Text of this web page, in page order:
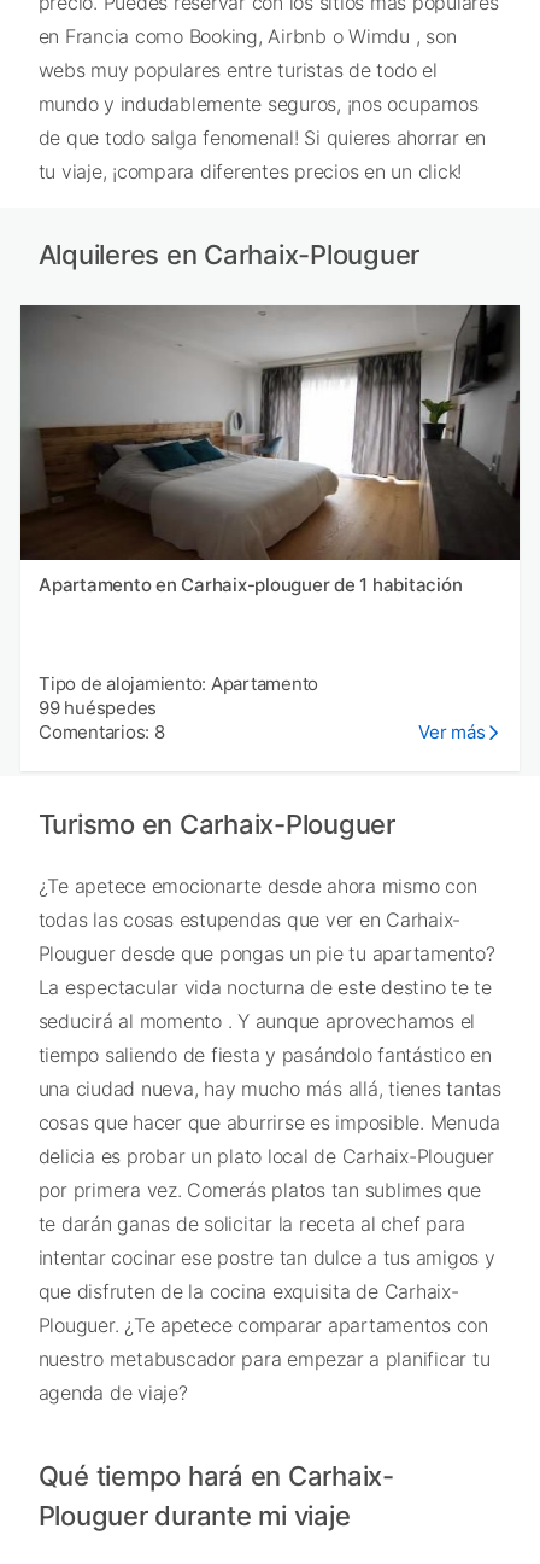
en Francia como Booking, Airbnb o Wimdu , son
webs muy populares entre turistas de todo el
mundo y indudablemente seguros, ¡nos ocupamos
de que todo salga fenomenal! Si quieres ahorrar en
tu viaje, ¡compara diferentes precios en un click!
Alquileres en Carhaix-Plouguer
Apartamento en Carhaix-plouguer de 1 habitación
Tipo de alojamiento: Apartamento
99 huéspedes
Comentarios: 8
Ver más
Turismo en Carhaix-Plouguer
¿Te apetece emocionarte desde ahora mismo con
todas las cosas estupendas que ver en Carhaix-
Plouguer desde que pongas un pie tu apartamento?
La espectacular vida nocturna de este destino te te
seducirá al momento . Y aunque aprovechamos el
tiempo saliendo de fiesta y pasándolo fantástico en
una ciudad nueva, hay mucho más allá, tienes tantas
cosas que hacer que aburrirse es imposible. Menuda
delicia es probar un plato local de Carhaix-Plouguer
por primera vez. Comerás platos tan sublimes que
te darán ganas de solicitar la receta al chef para
intentar cocinar ese postre tan dulce a tus amigos y
que disfruten de la cocina exquisita de Carhaix-
Plouguer. ¿Te apetece comparar apartamentos con
nuestro metabuscador para empezar a planificar tu
agenda de viaje?
Qué tiempo hará en Carhaix-
Plouguer durante mi viaje